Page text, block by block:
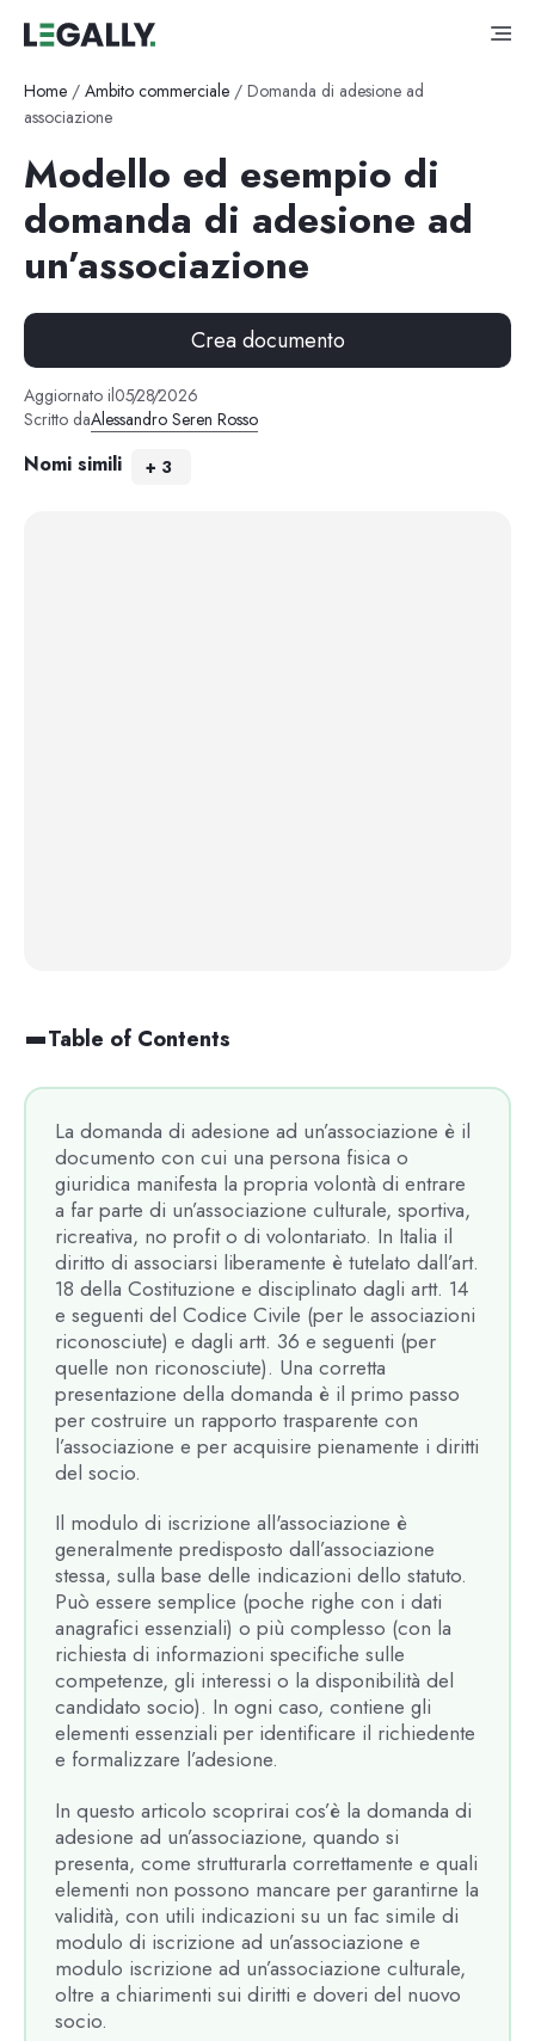
Home / Ambito commerciale / Domanda di adesione ad
associazione
Modello ed esempio di
domanda di adesione ad
un’associazione
Crea documento
Aggiornato il05/28/2026
Scritto daAlessandro Seren Rosso
Nomi simili + 3
La domanda di adesione ad un’associazione è il
documento con cui una persona fisica o
giuridica manifesta la propria volontà di entrare
a far parte di un’associazione culturale, sportiva,
ricreativa, no profit o di volontariato. In Italia il
diritto di associarsi liberamente è tutelato dall’art.
18 della Costituzione e disciplinato dagli artt. 14
e seguenti del Codice Civile (per le associazioni
riconosciute) e dagli artt. 36 e seguenti (per
quelle non riconosciute). Una corretta
presentazione della domanda è il primo passo
per costruire un rapporto trasparente con
l’associazione e per acquisire pienamente i diritti
del socio.
Il modulo di iscrizione all'associazione è
generalmente predisposto dall’associazione
stessa, sulla base delle indicazioni dello statuto.
Può essere semplice (poche righe con i dati
anagrafici essenziali) o più complesso (con la
richiesta di informazioni specifiche sulle
competenze, gli interessi o la disponibilità del
candidato socio). In ogni caso, contiene gli
elementi essenziali per identificare il richiedente
e formalizzare l’adesione.
In questo articolo scoprirai cos’è la domanda di
adesione ad un’associazione, quando si
presenta, come strutturarla correttamente e quali
elementi non possono mancare per garantirne la
validità, con utili indicazioni su un fac simile di
modulo di iscrizione ad un’associazione e
modulo iscrizione ad un’associazione culturale,
oltre a chiarimenti sui diritti e doveri del nuovo
socio.
Table of Contents